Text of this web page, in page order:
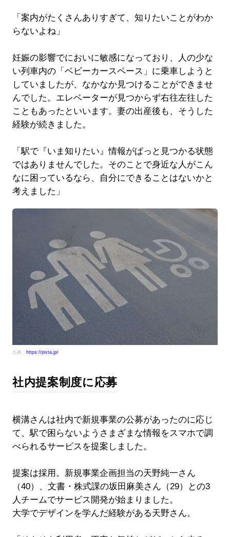
「案内がたくさんありすぎて、知りたいことがわか
らないよね」
妊娠の影響でにおいに敏感になっており、人の少な
い列車内の「ベビーカースペース」に乗車しようと
していましたが、なかなか見つけることができませ
んでした。エレベーターが見つからず右往左往した
こともあったといいます。妻の出産後も、そうした
経験が続きました。
「駅で『いま知りたい』情報がぱっと見つかる状態
ではありませんでした。そのことで身近な人がこん
なに困っているなら、自分にできることはないかと
考えました」
出典： https://pixta.jp/
社内提案制度に応募
横溝さんは社内で新規事業の公募があったのに応じ
て、駅で困らないようさまざまな情報をスマホで調
べられるサービスを提案しました。
提案は採用。新規事業企画担当の天野純一さん
（40）、文書・株式課の坂田麻美さん（29）との3
人チームでサービス開発が始まりました。
大学でデザインを学んだ経験がある天野さん。